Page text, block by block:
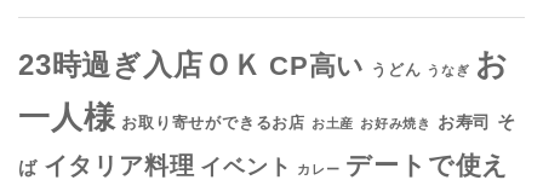
23時過ぎ入店ＯＫ CP高い うどん うなぎ お
一人様 お取り寄せができるお店 お土産 お好み焼き お寿司 そ
ば イタリア料理 イベント カレー デートで使え